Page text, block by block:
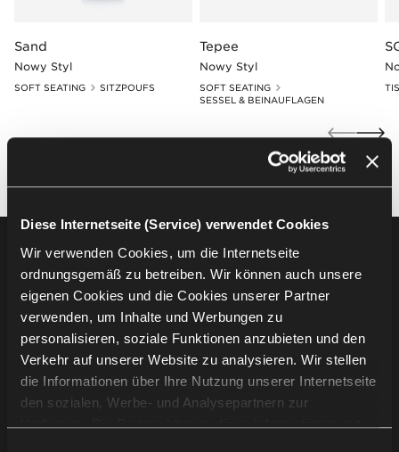
Diese Internetseite (Service) verwendet Cookies
Wir verwenden Cookies, um die Internetseite
ordnungsgemäß zu betreiben. Wir können auch unsere
eigenen Cookies und die Cookies unserer Partner
verwenden, um Inhalte und Werbungen zu
personalisieren, soziale Funktionen anzubieten und den
Verkehr auf unserer Website zu analysieren. Wir stellen
die Informationen über Ihre Nutzung unserer Internetseite
den sozialen, Werbe- und Analysepartnern zur
Verfügung. Die Partner können diese Informationen mit
Sand
Nowy Styl
SOFT SEATING SITZPOUFS
Tepee
Nowy Styl
SOFT SEATING
SESSEL & BEINAUFLAGEN
Footer
Produkte
Sitzmöbel
Tische
Soft seating
Schreibtische & Arbeitsplätze
Stauraummöbel